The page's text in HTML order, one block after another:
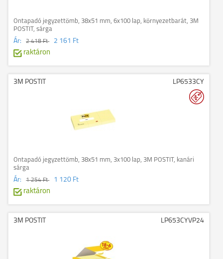
Öntapadó jegyzettömb, 38x51 mm, 6x100 lap, környezetbarát, 3M
POSTIT, sárga
Ár: 2 418 Ft
2 161 Ft
raktáron
3M POSTIT LP6533CY
Öntapadó jegyzettömb, 38x51 mm, 3x100 lap, 3M POSTIT, kanári
sárga
Ár: 1 254 Ft
1 120 Ft
raktáron
3M POSTIT LP653CYVP24